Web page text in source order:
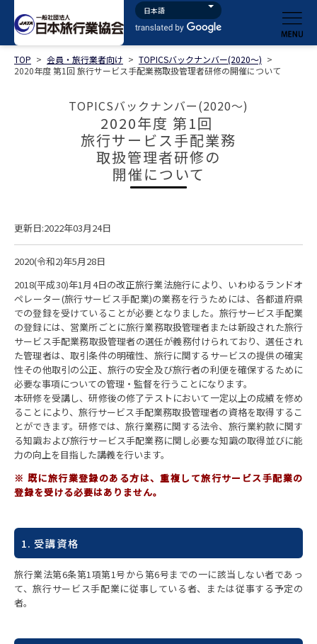
TOP > 会員・旅行業者向け > TOPICSバックナンバー(2020～) >
2020年度 第1回 旅行サービス手配業務取扱管理者研修の開催について
TOPICSバックナンバー(2020～)
2020年度 第1回
旅行サービス手配業務
取扱管理者研修の
開催について
更新日:2022年03月24日
2020(令和2)年5月28日
2018(平成30)年1月4日の改正旅行業法施行により、いわゆるランドオ
ペレーター(旅行サービス手配業)の業務を行うためには、各都道府県
での登録を受けていることが必要となりました。旅行サービス手配業
の登録には、営業所ごとに旅行業務取扱管理者または新設された旅行
サービス手配業務取扱管理者の選任が義務付けられており、選任され
た管理者は、取引条件の明確性、旅行に関するサービスの提供の確実
性その他取引の公正、旅行の安全及び旅行者の利便を確保するために
必要な事項についての管理・監督を行うことになります。
本研修を受講し、研修後の修了テストにおいて一定以上の成績を修め
ることにより、旅行サービス手配業務取扱管理者の資格を取得するこ
とができます。研修では、旅行業務に関する法令、旅行業約款に関す
る知識および旅行サービス手配業務に関し必要な知識の取得並びに能
力の向上を目指した講義を行います。
※ 既に旅行業登録のある方は、重複して旅行サービス手配業の
登録を受ける必要はありません。
1. 受講資格
旅行業法第6条第1項第1号から第6号までの一に該当しない者であっ
て、旅行サービス手配業に従事している者、または従事する予定の
者。